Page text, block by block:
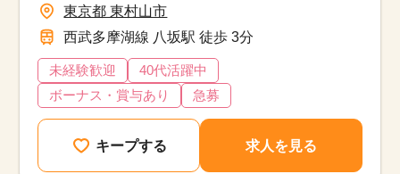
東京都 東村山市
西武多摩湖線 八坂駅 徒歩 3分
未経験歓迎
40代活躍中
ボーナス・賞与あり
急募
キープする 求人を見る